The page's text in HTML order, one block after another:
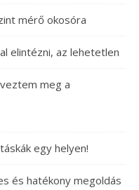
mérő okosóra
elintézni, az lehetetlen
meg a
egy helyen!
és hatékony megoldás